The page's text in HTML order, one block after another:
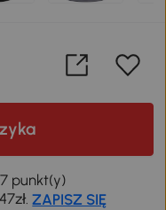
punkt(y)
ZAPISZ SIĘ